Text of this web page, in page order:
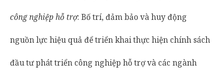
công nghiệp hỗ trợ: Bố trí, đảm bảo và huy động
nguồn lực hiệu quả để triển khai thực hiện chính sách
đầu tư phát triển công nghiệp hỗ trợ và các ngành